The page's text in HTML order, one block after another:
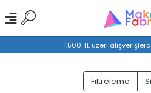
1.500 TL üzeri
Filtreleme